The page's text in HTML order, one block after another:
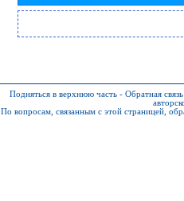
Подняться в верхнюю часть - Обратная связь
По вопросам, связанным с этой страницей,